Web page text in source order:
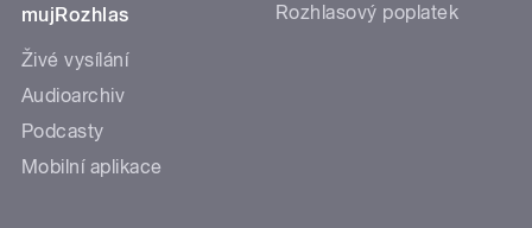
mujRozhlas
Živé vysílání
Audioarchiv
Podcasty
Mobilní aplikace
Rozhlasový poplatek